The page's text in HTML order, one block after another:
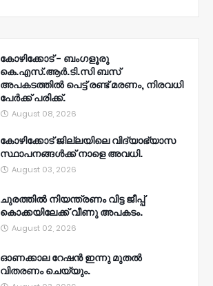
കോഴിക്കോട് - ബംഗളൂരു
കെ.എസ്.ആർ.ടി.സി ബസ്
അപകടത്തിൽ പെട്ട് രണ്ട് മരണം, നിരവധി
പേർക്ക് പരിക്ക്.
August 08, 2026
കോഴിക്കോട് ജില്ലയിലെ വിദ്യാഭ്യാസ
സ്ഥാപനങ്ങൾക്ക് നാളെ അവധി.
August 03, 2026
ചുരത്തിൽ നിയന്ത്രണം വിട്ട ജീപ്പ്
കൊക്കയിലേക്ക് വീണു അപകടം.
August 02, 2026
ഓണക്കാല റേഷൻ ഇന്നു മുതല്‍
വിതരണം ചെയ്യും.